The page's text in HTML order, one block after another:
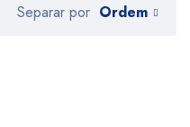
Separar por Ordem